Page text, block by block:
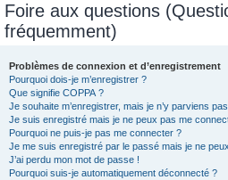
Foire aux questions
fréquemment)
Problèmes de connexion et d’enregistrement
Pourquoi dois-je m’enregistrer ?
Que signifie COPPA ?
Je souhaite m’enregistrer, mais je n’y parviens
Je suis enregistré mais je ne peux pas me
Pourquoi ne puis-je pas me connecter ?
Je me suis enregistré par le passé mais je ne
J’ai perdu mon mot de passe !
Pourquoi suis-je automatiquement déconnecté ?